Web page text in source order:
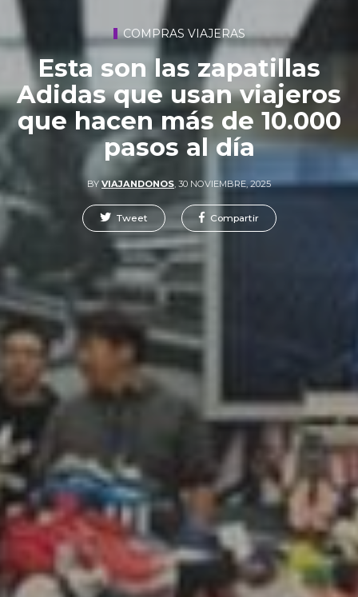
COMPRAS VIAJERAS
Esta son las zapatillas
Adidas que usan viajeros
que hacen más de 10.000
pasos al día
BY VIAJANDONOS, 30 NOVIEMBRE, 2025
Tweet Compartir